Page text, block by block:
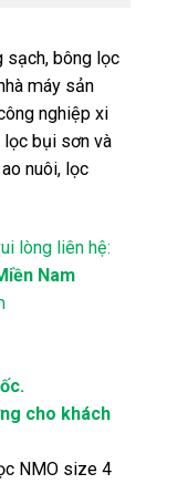
sạch, bông lọc
máy sản
nghiệp xi
lọc bụi sơn và
nuôi, lọc
lòng liên hệ:
Nam
cho khách
NMO size 4